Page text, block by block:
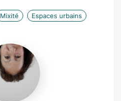
Mixité Espaces urbains
Dorothée
Marchand